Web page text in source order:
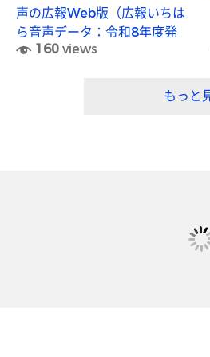
声の広報Web版（広報いちは
ら音声データ：令和8年度発
行分)160 views
もっと